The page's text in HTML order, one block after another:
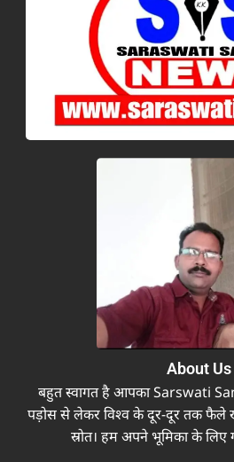
About Us
बहुत स्वागत है आपका Sarswati
पड़ोस से लेकर विश्व के दूर-दूर तक फैले
स्रोत। हम अपने भूमिका के